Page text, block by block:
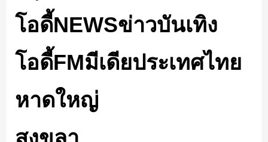
โอดี้NEWSข่าวบันเทิง
โอดี้FMมีเดียประเทศไทย
หาดใหญ่